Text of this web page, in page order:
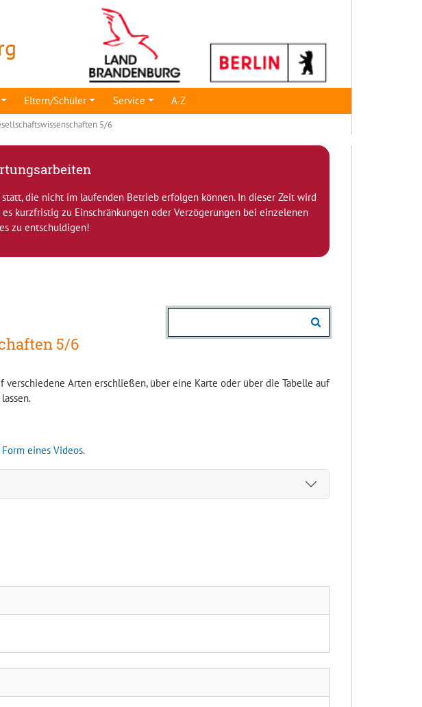
Eltern/Schüler Service A-Z
5/6
statt, die nicht im laufenden Betrieb erfolgen können. In dieser Zeit wird
kurzfristig zu Einschränkungen oder Verzögerungen bei einzelenen
zu entschuldigen!
5/6
Arten erschließen, über eine Karte oder über die Tabelle auf
eines Videos.